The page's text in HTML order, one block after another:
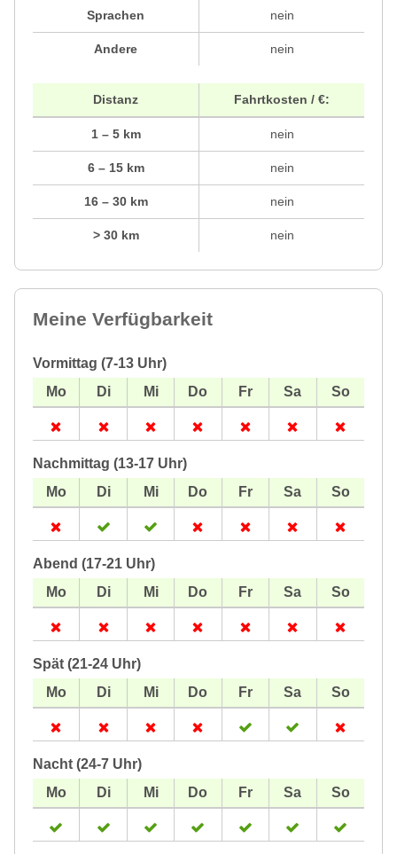
Sprachen
Andere
nein
nein
Distanz
1 – 5 km
6 – 15 km
16 – 30 km
> 30 km
Fahrtkosten / €:
nein
nein
nein
nein
Meine Verfügbarkeit
Vormittag (7-13 Uhr)
Nachmittag (13-17 Uhr)
Abend (17-21 Uhr)
Spät (21-24 Uhr)
Nacht (24-7 Uhr)